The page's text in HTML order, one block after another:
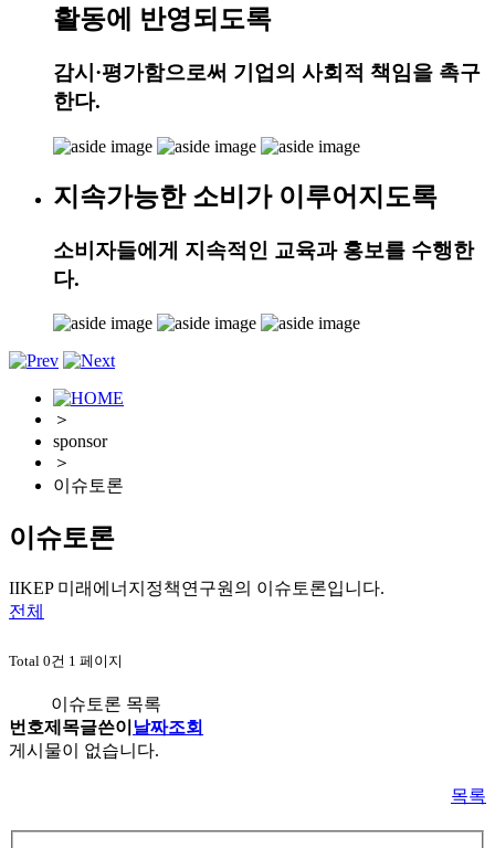
활동에 반영되도록
감시·평가함으로써 기업의 사회적 책임을 촉구
한다.
지속가능한 소비가 이루어지도록
소비자들에게 지속적인 교육과 홍보를 수행한
다.
＞
sponsor
＞
이슈토론
이슈토론
IIKEP 미래에너지정책연구원의 이슈토론입니다.
전체
Total 0건 1 페이지
이슈토론 목록
번호제목글쓴이 날짜조회
게시물이 없습니다.
목록